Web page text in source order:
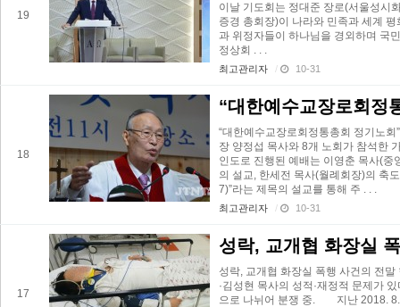
19
이날 기도회는 정대준 장로(서울성시
증경 총회장)이 나라와 민족과 세계
과 위정자들이 하나님을 경외하며 국
정상회 . . .
최고관리자 / 10-31
18
“대한예수교장로회정
“대한예수교장로회정통총회 정기노
장 양정섭 목사와 8개 노회가 참석한
인도로 진행된 예배는 이영춘 목사(
의 설교, 한세전 목사(월례회장)의 축
7)”라는 제목의 설교를 통해 주 . . .
최고관리자 / 10-31
17
성락, 교개협 화장실
성락, 교개협 화장실 폭행 사건의 전
·김성현 목사의 성적·재정적 문제가
으로 나뉘어 분쟁 중. 지난 2018. 8.